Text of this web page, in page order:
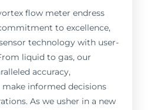
flow meter endress
to excellence,
technology with user-
liquid to gas, our
accuracy,
informed decisions
As we usher in a new